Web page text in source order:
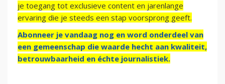
je toegang tot exclusieve content en jarenlange
ervaring die je steeds een stap voorsprong geeft.
Abonneer je vandaag nog en word onderdeel van
een gemeenschap die waarde hecht aan kwaliteit,
betrouwbaarheid en échte journalistiek.